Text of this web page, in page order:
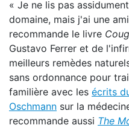
« Je ne lis pas
domaine, mais j'ai une
recommande le livre
Gustavo Ferrer et de
meilleurs remèdes
sans ordonnance pour
familière avec les écrits
Oschmann sur la
recommande aussi The